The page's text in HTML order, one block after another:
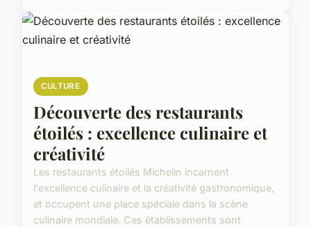
CULTURE
Découverte des restaurants
étoilés : excellence culinaire et
créativité
Les restaurants étoilés Michelin incarnent
l'excellence culinaire et la créativité gastronomique,
et occupent une place spéciale dans la scène
culinaire mondiale. Ces établissements sont